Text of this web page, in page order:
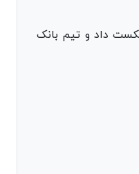
تیم تاجیکستان را شکست داد و تیم بانک